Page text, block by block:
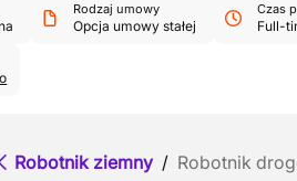
Rodzaj umowy
Opcja umowy stałej
Czas
Full-
Robotnik ziemny / Robotnik